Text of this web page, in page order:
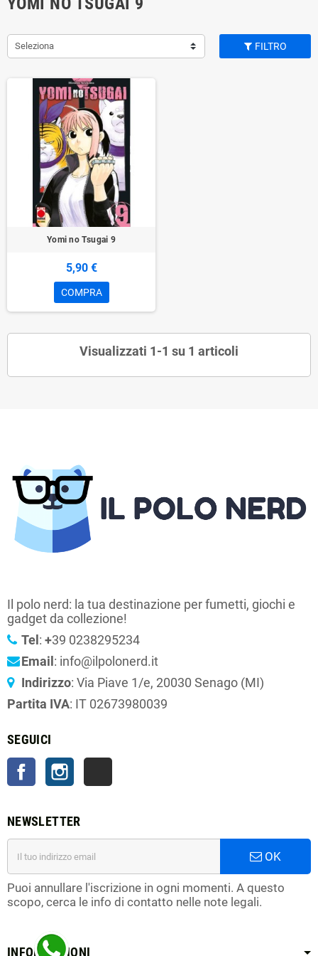
Seleziona FILTRO
Yomi no Tsugai 9
5,90 €
COMPRA
Visualizzati 1-1 su 1 articoli
Il polo nerd: la tua destinazione per fumetti, giochi e
gadget da collezione!
Tel : +39 0238295234
Email : info@ilpolonerd.it
Indirizzo: Via Piave 1/e, 20030 Senago (MI)
Partita IVA: IT 02673980039
SEGUICI
FacebookInstagram
NEWSLETTER
OK
Puoi annullare l'iscrizione in ogni momenti. A questo
scopo, cerca le info di contatto nelle note legali.
INFORMAZIONI